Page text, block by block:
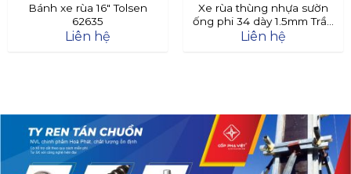
Bánh xe rùa 16″ Tolsen
62635
Liên hệ
Xe rùa thùng nhựa sườn
ống phi 34 dày 1.5mm Trần
Đà
Liên hệ